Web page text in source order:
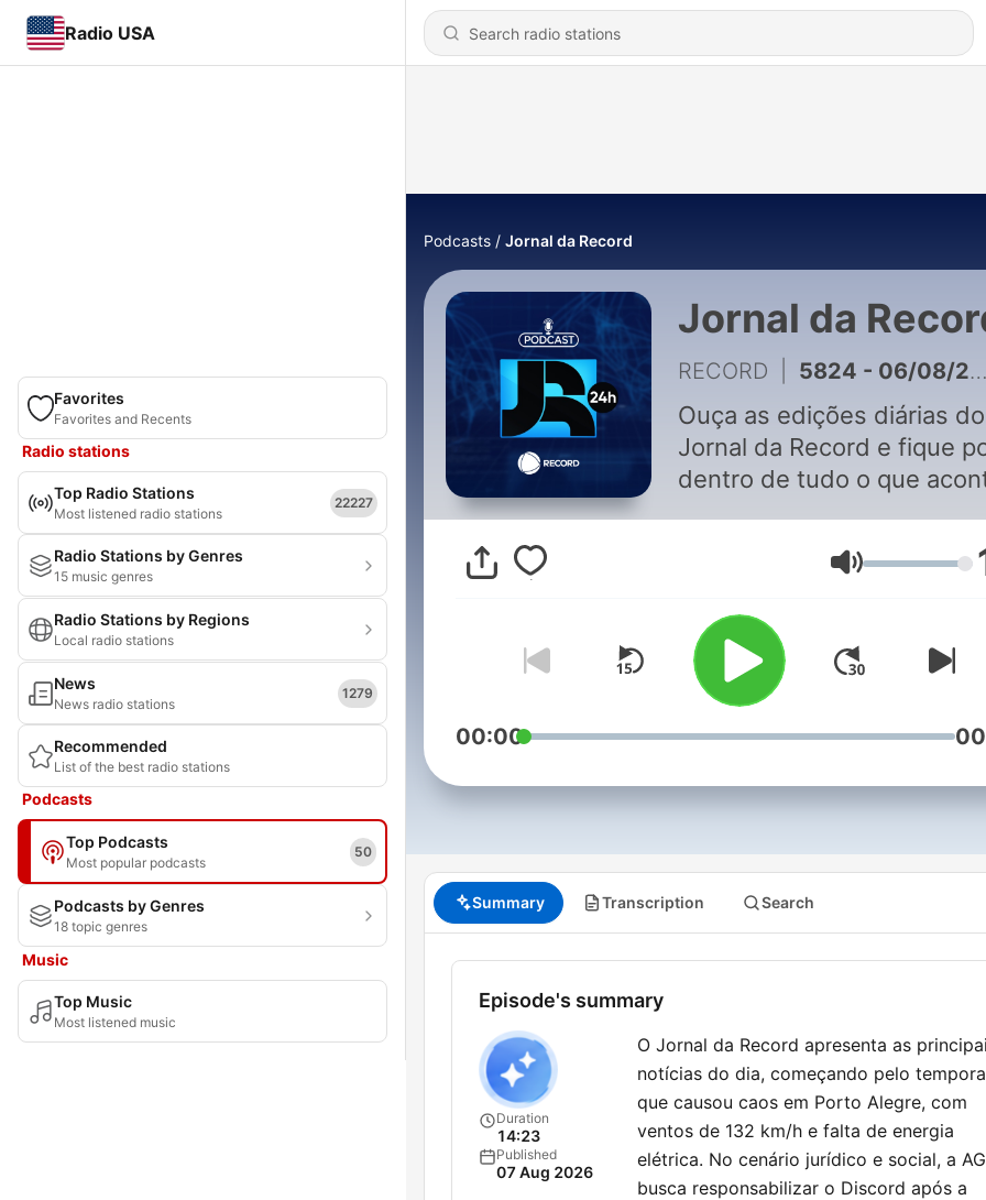
Radio USA
Favorites
Favorites and Recents
Radio stations
Top Radio Stations
Most listened radio stations
22227
Radio Stations by Genres
15 music genres
Radio Stations by Regions
Local radio stations
News
News radio stations
1279
Recommended
List of the best radio stations
Podcasts
Top Podcasts
Most popular podcasts
50
Podcasts by Genres
18 topic genres
Music
Top Music
Most listened music
Podcasts Jornal da Record
Jornal da
RECORD 5824 - 06/08/2026 | 3ª Edição: Temporal provoca falta de energia e paralisa sistema de trens de Porto Alegre
Ouça as edições diárias do
Jornal da Record e fique
dentro de tudo o que
Podcasts do JR.
Volume
00:00
Summary Transcription Search
Episode's summary
Duration
14:23
Published
07 Aug 2026
O Jornal da Record apresenta as
notícias do dia, começando pelo
que causou caos em Porto Alegre, com
ventos de 132 km/h e falta de energia
elétrica. No cenário jurídico e social, a
busca responsabilizar o Discord após a